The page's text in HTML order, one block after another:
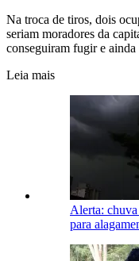
Na troca de tiros, dois
seriam moradores da
conseguiram fugir e
Leia mais
Alerta:
para